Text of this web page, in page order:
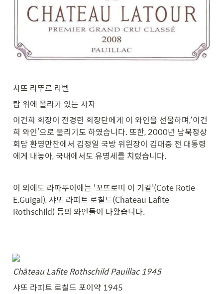
샤또 라뚜르 라벨
탑 위에 올라가 있는 사자
이건희 회장이 전경련 회장단에게 이 와인을 선물하며,‘이건
희 와인’으로 불리기도 하였습니다. 또한, 2000년 남북정상
회담 환영만찬에서 김정일 국방 위원장이 김대중 전 대통령
에게 내놓아, 국내에서도 유명세를 치렀습니다.
이 외에도 라따뚜이에는 '꼬뜨로띠 이 기갈'(Cote Rotie
E.Guigal), 샤또 라피트 로칠드(Chateau Lafite
Rothschild) 등의 와인들이 나왔습니다.
Château Lafite Rothschild Pauillac 1945
샤또 라피트 로칠드 포이약 1945